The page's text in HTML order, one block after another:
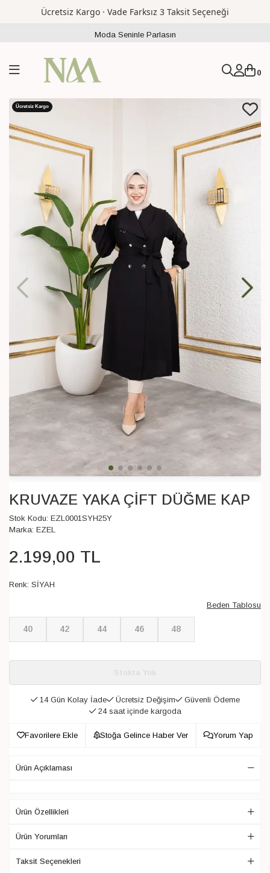
Ücretsiz Kargo · Vade Farksız 3 Taksit Seçeneği
Moda Seninle Parlasın
0
Ücretsiz Kargo
KRUVAZE YAKA ÇİFT DÜĞME KAP
Stok Kodu: EZL0001SYH25Y
Marka: EZEL
2.199,00 TL
Renk: SİYAH
Beden Tablosu
40 42 44 46 48
14 Gün Kolay İade Ücretsiz Değişim
Güvenli Ödeme
24 saat içinde kargoda
Favorilere Ekle Stoğa Gelince Haber Ver Yorum Yap
Ürün Açıklaması
Ürün Özellikleri
Ürün Yorumları
Taksit Seçenekleri